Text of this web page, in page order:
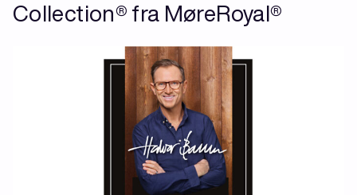
Collection® fra MøreRoyal®